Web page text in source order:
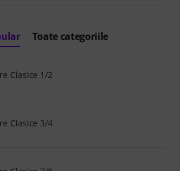
Toate categoriile
Clasice 1/2
Clasice 3/4